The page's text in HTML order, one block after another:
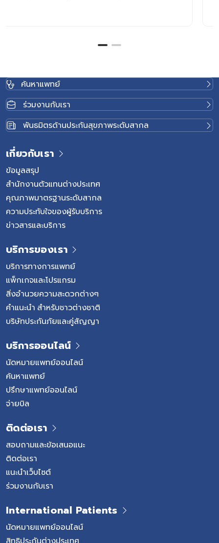
ค้นหาแพทย์
ร่วมงานกับเรา
พันธมิตรด้านประกันสุขภาพระดับสากล
เกี่ยวกับเรา
ข้อมูลสรุป
สำนักงานตัวแทนต่างประเทศ
คุณภาพมาตรฐานระดับสากล
ความประทับใจของผู้รับบริการ
ข่าวสารและบริการ
บริการของเรา
บริการทางการแพทย์
แพ็กเกจและโปรแกรม
สิ่งอำนวยความสะดวกต่างๆ
คำแนะนำ สำหรับชาวต่างชาติ
บริษัทประกันภัยและคู่สัญญา
บริการออนไลน์
นัดหมายแพทย์ออนไลน์
ค้นหาแพทย์
ปรึกษาแพทย์ออนไลน์
จ่ายบิล
ติดต่อเรา
สอบถามและข้อเสนอแนะ
ติดต่อเรา
แนะนำเว็บไซต์
ร่วมงานกับเรา
International Patients
นัดหมายแพทย์ออนไลน์
สิทธิประกันต่างประเทศ